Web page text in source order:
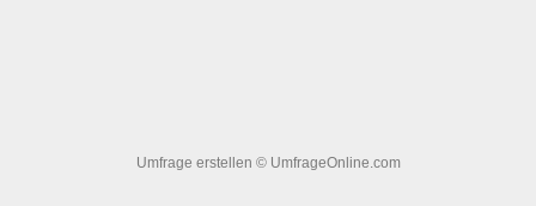
Umfrage erstellen © UmfrageOnline.com